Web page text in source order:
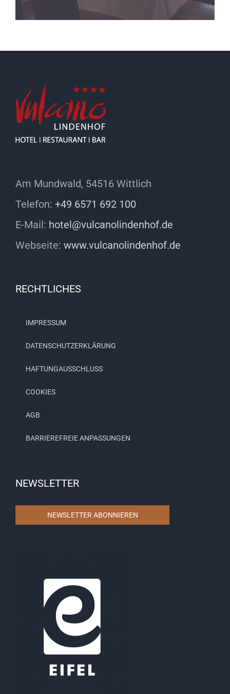
Am Mundwald, 54516 Wittlich
Telefon: +49 6571 692 100
E-Mail: hotel@vulcanolindenhof.de
Webseite: www.vulcanolindenhof.de
RECHTLICHES
IMPRESSUM
DATENSCHUTZERKLÄRUNG
HAFTUNGAUSSCHLUSS
COOKIES
AGB
BARRIEREFREIE ANPASSUNGEN
NEWSLETTER
NEWSLETTER ABONNIEREN